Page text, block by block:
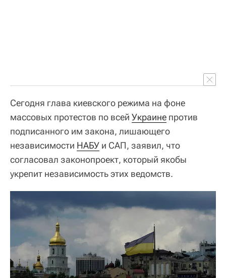
Сегодня глава киевского режима на фоне
массовых протестов по всей Украине против
подписанного им закона, лишающего
независимости НАБУ и САП, заявил, что
согласовал законопроект, который якобы
укрепит независимость этих ведомств.